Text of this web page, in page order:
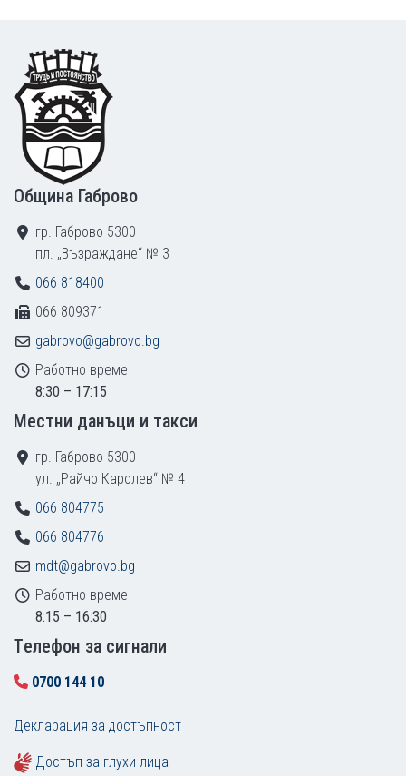
Footer
Община Габрово
гр. Габрово 5300
пл. „Възраждане“ № 3
066 818400
066 809371
gabrovo@gabrovo.bg
Работно време
8:30 – 17:15
Местни данъци и такси
гр. Габрово 5300
ул. „Райчо Каролев“ № 4
066 804775
066 804776
mdt@gabrovo.bg
Работно време
8:15 – 16:30
Tелефон за сигнали
0700 144 10
Декларация за достъпност
Достъп за глухи лица